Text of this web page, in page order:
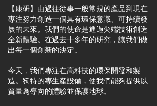
【康研】由過往從事一般常規的產品到現在
專注努力創造一個具有環保意識、可持續發
展的未來。我們的使命是通過尖端技術創造
全新體驗。在過去十多年的研究，讓我們做
出每一個創新的決定。
今天，我們專注在高科技的環保開發和製
造。獨特的專生產設備，使我們能夠提供以
質量為導向的體驗並保護地球。